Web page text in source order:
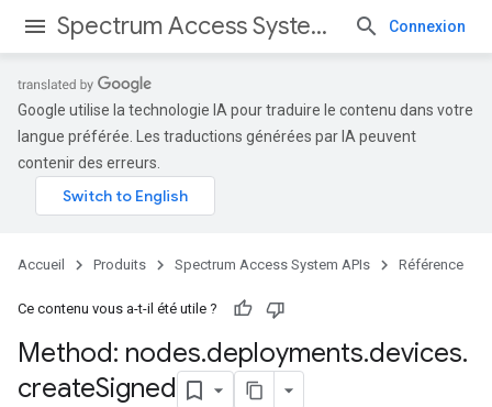
Spectrum Access System APIs Connexion
Google utilise la technologie IA pour traduire le contenu dans votre
langue préférée. Les traductions générées par IA peuvent
contenir des erreurs.
Accueil Produits Spectrum Access System APIs Référence
Ce contenu vous a-t-il été utile ?
Method: nodes.deployments.devices.
createSigned